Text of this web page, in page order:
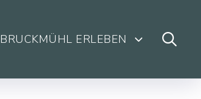
BRUCKMÜHL ERLEBEN